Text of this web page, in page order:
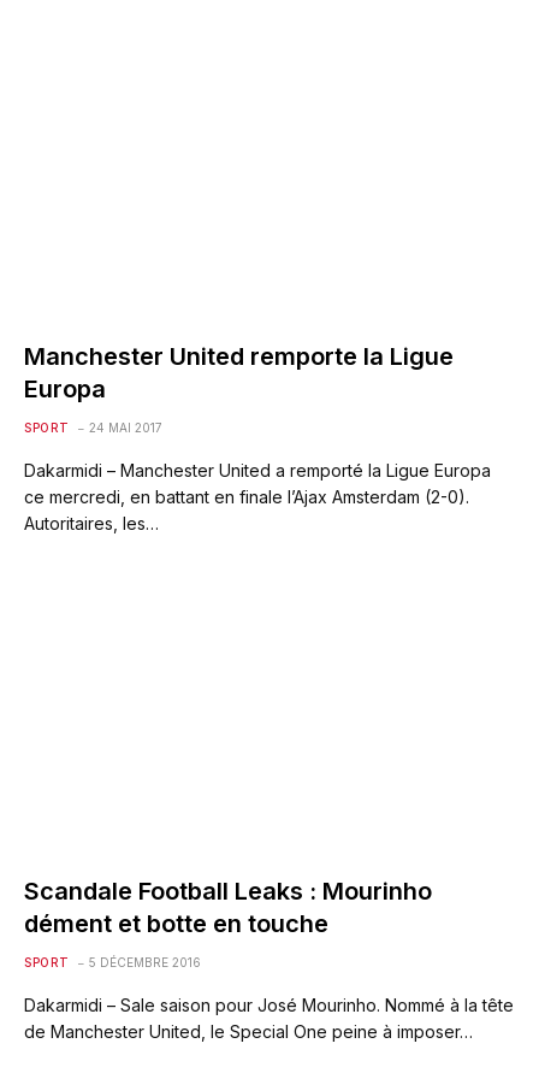
Manchester United remporte la Ligue
Europa
SPORT 24 MAI 2017
Dakarmidi – Manchester United a remporté la Ligue Europa
ce mercredi, en battant en finale l’Ajax Amsterdam (2-0).
Autoritaires, les…
Scandale Football Leaks : Mourinho
dément et botte en touche
SPORT 5 DÉCEMBRE 2016
Dakarmidi – Sale saison pour José Mourinho. Nommé à la tête
de Manchester United, le Special One peine à imposer…